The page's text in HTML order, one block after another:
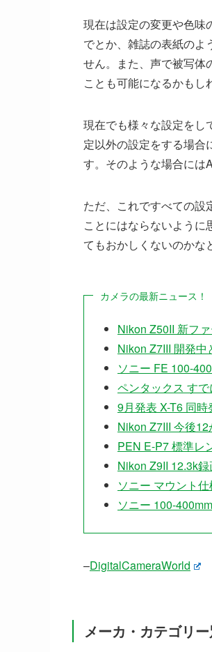
現在は設定の変更や色味
でとか、雑誌の表紙のよ
せん。また、声で被写体
ことも可能になるかもし
現在でも様々な設定をし
定以外の設定をする場合
す。そのような場合には
ただ、これですべての設
ことにはならないよう
てもおかしくないのかな
カメラの最新ニュース！
Nikon Z50II 新フ
Nikon Z7III 開発
ソニー FE 100-
ペンタックス す
9月発表 X-T6 同
Nikon Z7III 今後
PEN E-P7 標準レ
Nikon Z9II 12.3k
ソニー マウント
ソニー 100-
–DigitalCameraWorld
メーカ・カテゴリ